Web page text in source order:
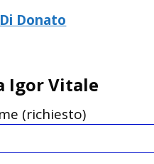
Donato
Igor Vitale
(richiesto)